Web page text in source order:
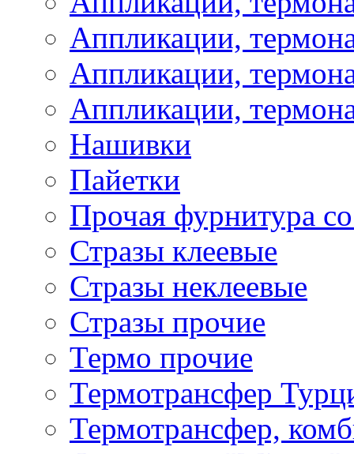
Аппликации,
Аппликации,
Аппликации,
Нашивки
Пайетки
Прочая фурнитура
Стразы клеевые
Стразы неклеевые
Стразы прочие
Термо прочие
Термотрансфер
Термотрансфер,